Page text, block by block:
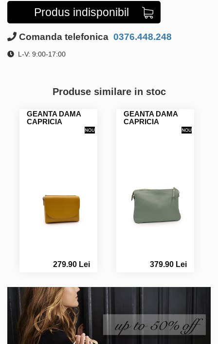
Produs indisponibil
Comanda telefonica 0376.448.248
L-V: 9:00-17:00
Produse similare in stoc
GEANTA DAMA
CAPRICIA
279.90 Lei
GEANTA DAMA
CAPRICIA
379.90 Lei